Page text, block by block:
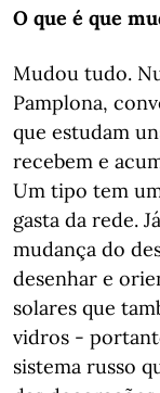
O que é que
Mudou tudo.
Pamplona,
que estudam
recebem e
Um tipo tem
gasta da rede.
mudança do
desenhar e
solares que
vidros -
sistema russo